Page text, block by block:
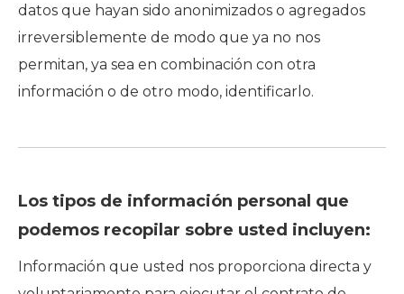
datos que hayan sido anonimizados o agregados
irreversiblemente de modo que ya no nos
permitan, ya sea en combinación con otra
información o de otro modo, identificarlo.
Los tipos de información personal que
podemos recopilar sobre usted incluyen:
Información que usted nos proporciona directa y